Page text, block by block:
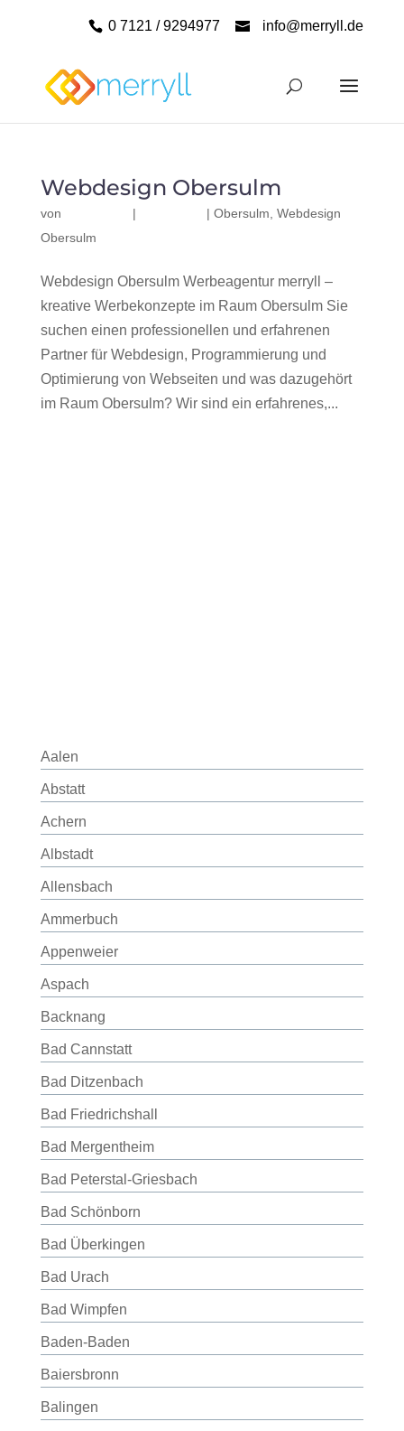
0 7121 / 9294977 info@merryll.de
Webdesign Obersulm
von | | Obersulm Webdesign
Obersulm
Webdesign Obersulm Werbeagentur merryll –
kreative Werbekonzepte im Raum Obersulm Sie
suchen einen professionellen und erfahrenen
Partner für Webdesign, Programmierung und
Optimierung von Webseiten und was dazugehört
im Raum Obersulm? Wir sind ein erfahrenes,...
Aalen
Abstatt
Achern
Albstadt
Allensbach
Ammerbuch
Appenweier
Aspach
Backnang
Bad Cannstatt
Bad Ditzenbach
Bad Friedrichshall
Bad Mergentheim
Bad Peterstal-Griesbach
Bad Schönborn
Bad Überkingen
Bad Urach
Bad Wimpfen
Baden-Baden
Baiersbronn
Balingen